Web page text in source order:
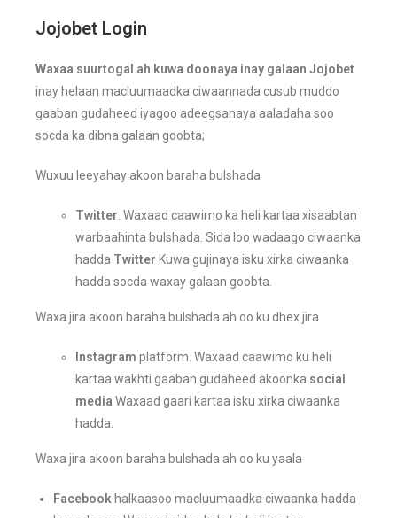
Jojobet Login
Waxaa suurtogal ah kuwa doonaya inay galaan Jojobet
inay helaan macluumaadka ciwaannada cusub muddo
gaaban gudaheed iyagoo adeegsanaya aaladaha soo
socda ka dibna galaan goobta;
Wuxuu leeyahay akoon baraha bulshada
Twitter . Waxaad caawimo ka heli kartaa xisaabtan
warbaahinta bulshada. Sida loo wadaago ciwaanka
hadda Twitter Kuwa gujinaya isku xirka ciwaanka
hadda socda waxay galaan goobta.
Waxa jira akoon baraha bulshada ah oo ku dhex jira
Instagram platform. Waxaad caawimo ku heli
kartaa wakhti gaaban gudaheed akoonka social
media Waxaad gaari kartaa isku xirka ciwaanka
hadda.
Waxa jira akoon baraha bulshada ah oo ku yaala
Facebook halkaasoo macluumaadka ciwaanka hadda